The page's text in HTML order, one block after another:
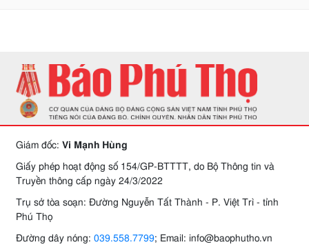
Giám đốc: Vi Mạnh Hùng
Giấy phép hoạt động số 154/GP-BTTTT, do Bộ Thông tin và
Truyền thông cấp ngày 24/3/2022
Trụ sở tòa soạn: Đường Nguyễn Tất Thành - P. Việt Trì - tỉnh
Phú Thọ
Đường dây nóng: 039.558.7799; Email: info@baophutho.vn